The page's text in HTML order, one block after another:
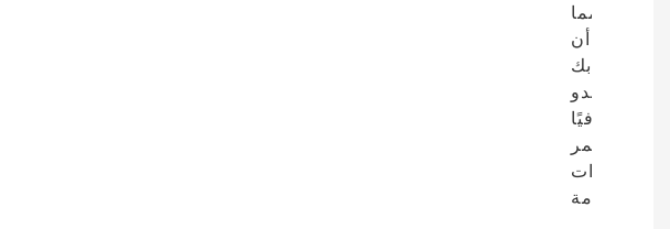
ومتانة، مما
يضمن أن
كتابك
سيبدو
احترافيًا
ويستمر
لسنوات